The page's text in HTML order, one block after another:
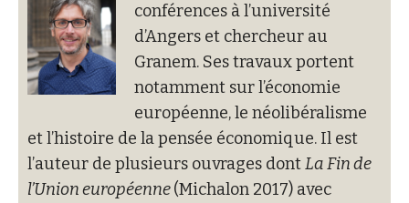
conférences à l’université
d’Angers et chercheur au
Granem. Ses travaux portent
notamment sur l’économie
européenne, le néolibéralisme
et l’histoire de la pensée économique. Il est
l’auteur de plusieurs ouvrages dontLa Fin de
l’Union européenne(Michalon 2017) avec